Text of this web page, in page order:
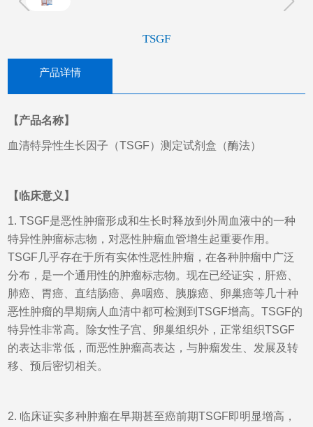
TSGF
产品详情
【产品名称】
血清特异性生长因子（TSGF）测定试剂盒（酶法）
【临床意义】
1. TSGF是恶性肿瘤形成和生长时释放到外周血液中的一种
特异性肿瘤标志物，对恶性肿瘤血管增生起重要作用。
TSGF几乎存在于所有实体性恶性肿瘤，在各种肿瘤中广泛
分布，是一个通用性的肿瘤标志物。现在已经证实，肝癌、
肺癌、胃癌、直结肠癌、鼻咽癌、胰腺癌、卵巢癌等几十种
恶性肿瘤的早期病人血清中都可检测到TSGF增高。TSGF的
特异性非常高。除女性子宫、卵巢组织外，正常组织TSGF
的表达非常低，而恶性肿瘤高表达，与肿瘤发生、发展及转
移、预后密切相关。
2. 临床证实多种肿瘤在早期甚至癌前期TSGF即明显增高，